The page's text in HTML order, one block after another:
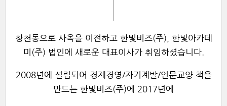
창천동으로 사옥을 이전하고 한빛비즈(주), 한빛아카데
미(주) 법인에 새로운 대표이사가 취임하셨습니다.
2008년에 설립되어 경제경영/자기계발/인문교양 책을
만드는 한빛비즈(주)에 2017년에